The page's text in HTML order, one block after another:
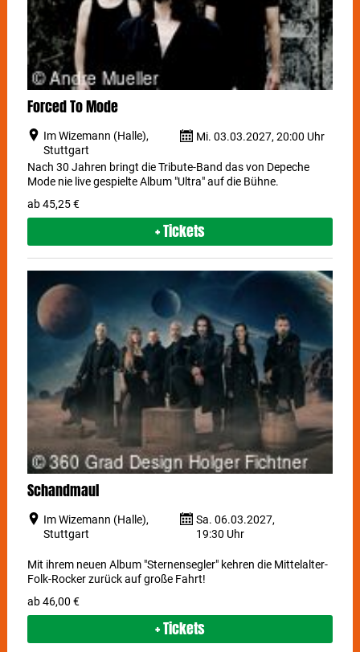
Forced To Mode
Im Wizemann (Halle),
Stuttgart
Mi. 03.03.2027, 20:00 Uhr
Nach 30 Jahren bringt die Tribute-Band das von Depeche
Mode nie live gespielte Album "Ultra" auf die Bühne.
ab 45,25 €
+ Tickets
Schandmaul
Im Wizemann (Halle),
Stuttgart
Sa. 06.03.2027,
19:30 Uhr
Mit ihrem neuen Album "Sternensegler" kehren die Mittelalter-
Folk-Rocker zurück auf große Fahrt!
ab 46,00 €
+ Tickets